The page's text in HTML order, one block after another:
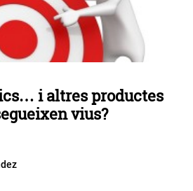
i altres productes
vius?